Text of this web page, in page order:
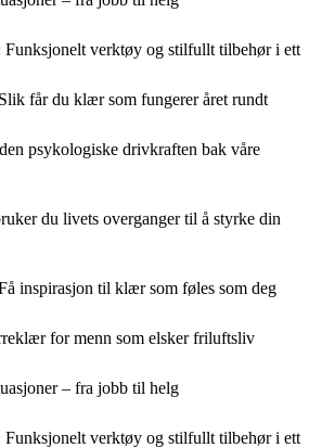
Funksjonelt verktøy og stilfullt tilbehør i ett
får du klær som fungerer året rundt
psykologiske drivkraften bak våre
du livets overganger til å styrke din
inspirasjon til klær som føles som deg
for menn som elsker friluftsliv
– fra jobb til helg
Funksjonelt verktøy og stilfullt tilbehør i ett